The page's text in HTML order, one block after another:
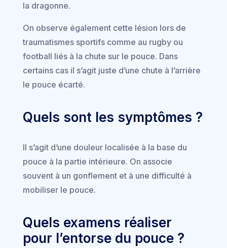
la dragonne.
On observe également cette lésion lors de
traumatismes sportifs comme au rugby ou
football liés à la chute sur le pouce. Dans
certains cas il s’agit juste d’une chute à l’arrière
le pouce écarté.
Quels sont les symptômes ?
Il s’agit d’une douleur localisée à la base du
pouce à la partie intérieure. On associe
souvent à un gonflement et à une difficulté à
mobiliser le pouce.
Quels examens réaliser
pour l’entorse du pouce ?